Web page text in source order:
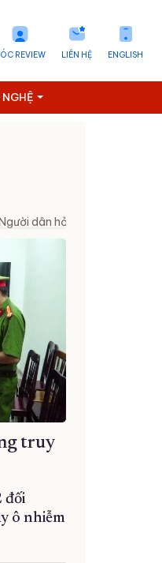
ENGLISH
LIÊN HỆ
REVIEW
dân hỏi – Cơ quan nhà
truy
đối
ô nhiễm